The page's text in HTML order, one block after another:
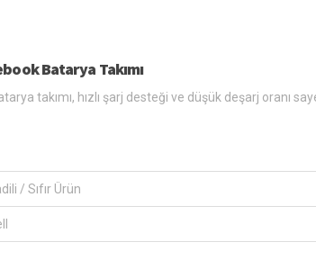
Batarya Takımı
takımı, hızlı şarj desteği ve düşük deşarj oranı
/ Sıfır Ürün